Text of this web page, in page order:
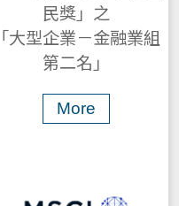
民獎」之
「大型企業－金融業組
第二名」
More